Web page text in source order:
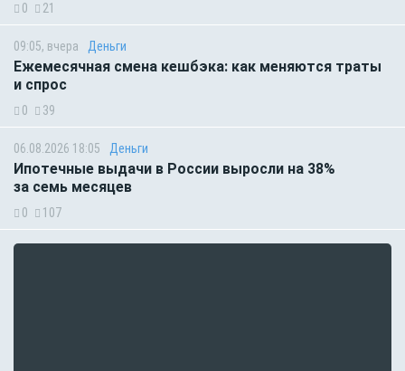
0 21
09:05, вчера Деньги
Ежемесячная смена кешбэка: как меняются траты
и спрос
0 39
06.08.2026 18:05 Деньги
Ипотечные выдачи в России выросли на 38%
за семь месяцев
0 107